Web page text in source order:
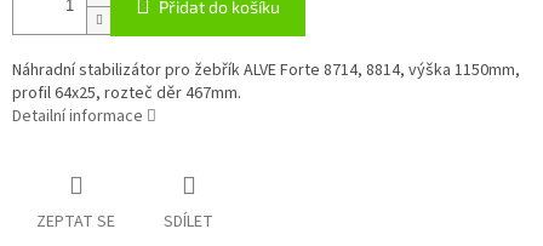
Přidat do košíku
Náhradní stabilizátor pro žebřík ALVE Forte 8714, 8814, výška 1150mm,
profil 64x25, rozteč děr 467mm.
Detailní informace
ZEPTAT SE SDÍLET